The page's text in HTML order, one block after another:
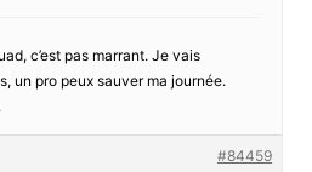
c’est pas marrant. Je vais
un pro peux sauver ma journée.
#84459